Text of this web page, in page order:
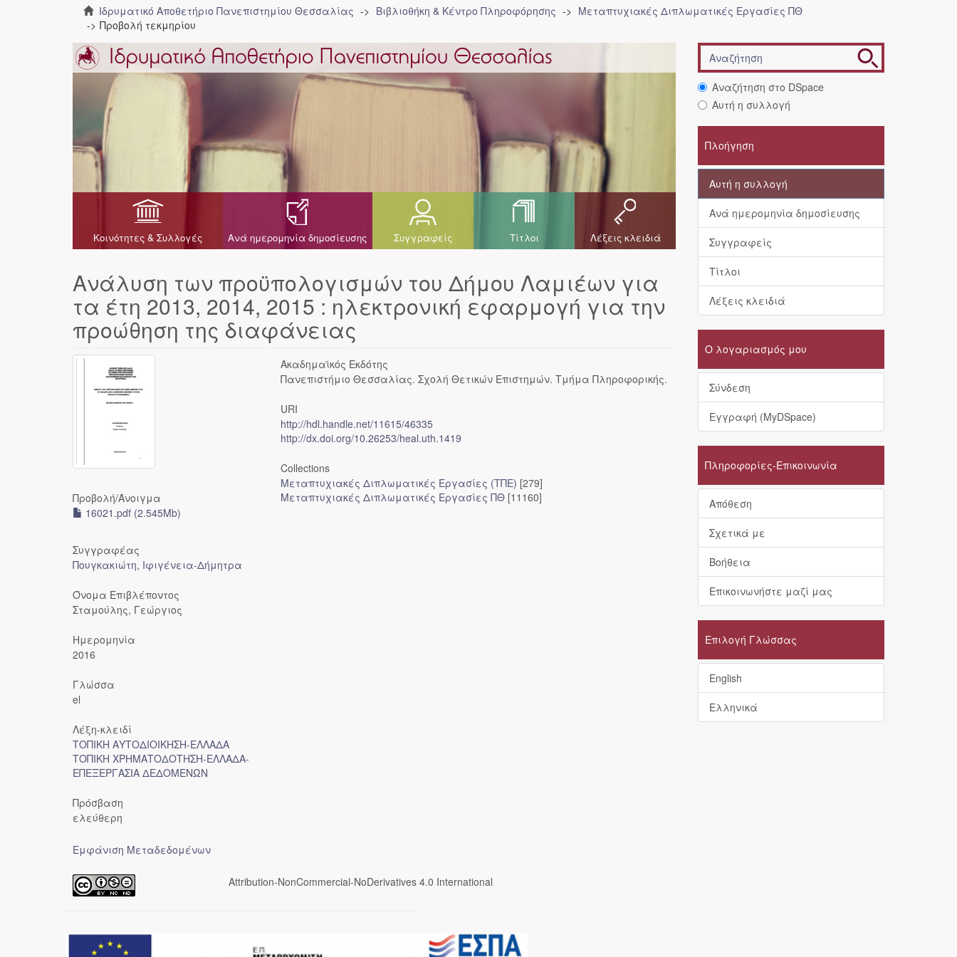
Ιδρυματικό Αποθετήριο Πανεπιστημίου Θεσσαλίας Βιβλιοθήκη & Κέντρο Πληροφόρησης
Μεταπτυχιακές Διπλωματικές Εργασίες ΠΘ
Προβολή τεκμηρίου
Κοινότητες & Συλλογές Ανά ημερομηνία δημοσίευσης Συγγραφείς Τίτλοι Λέξεις κλειδιά
Ανάλυση των προϋπολογισμών του Δήμου Λαμιέων για
τα έτη 2013, 2014, 2015 : ηλεκτρονική εφαρμογή για την
προώθηση της διαφάνειας
Προβολή/Άνοιγμα
16021.pdf (2.545Mb)
Συγγραφέας
Πουγκακιώτη, Ιφιγένεια-Δήμητρα
Όνομα Επιβλέποντος
Σταμούλης, Γεώργιος
Ημερομηνία
2016
Γλώσσα
el
Λέξη-κλειδί
ΤΟΠΙΚΗ ΑΥΤΟΔΙΟΙΚΗΣΗ-ΕΛΛΑΔΑ
ΤΟΠΙΚΗ ΧΡΗΜΑΤΟΔΟΤΗΣΗ-ΕΛΛΑΔΑ-
ΕΠΕΞΕΡΓΑΣΙΑ ΔΕΔΟΜΕΝΩΝ
Πρόσβαση
ελεύθερη
Εμφάνιση Μεταδεδομένων
Ακαδημαϊκός Εκδότης
Πανεπιστήμιο Θεσσαλίας. Σχολή Θετικών Επιστημών. Τμήμα Πληροφορικής.
URI
http://hdl.handle.net/11615/46335
http://dx.doi.org/10.26253/heal.uth.1419
Collections
Μεταπτυχιακές Διπλωματικές Εργασίες (ΤΠΕ) [279]
Μεταπτυχιακές Διπλωματικές Εργασίες ΠΘ [11160]
Attribution-NonCommercial-NoDerivatives 4.0 International
Αναζήτηση στο DSpace
Αυτή η συλλογή
Πλοήγηση
Αυτή η συλλογή
Ανά ημερομηνία δημοσίευσης
Συγγραφείς
Τίτλοι
Λέξεις κλειδιά
Ο λογαριασμός μου
Σύνδεση
Εγγραφή (MyDSpace)
Πληροφορίες-Επικοινωνία
Απόθεση
Σχετικά με
Βοήθεια
Επικοινωνήστε μαζί μας
Επιλογή Γλώσσας
English
Ελληνικά